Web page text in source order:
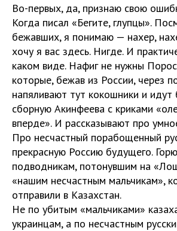
Во-первых, да, признаю свою
Когда писал «Бегите, глупцы».
бежавших, я понимаю — нахер,
хочу я вас здесь. Нигде. И
каком виде. Нафиг не нужны
которые, бежав из России, через
напяливают тут кокошники и идут
сборную Акинфеева с криками
вперде». И рассказывают про
Про несчастный порабощенный
прекрасную Россию будущего.
подводникам, потонувшим на
«нашим несчастным мальчикам»,
отправили в Казахстан.
Не по убитым «мальчиками»
украинцам, а по несчастным